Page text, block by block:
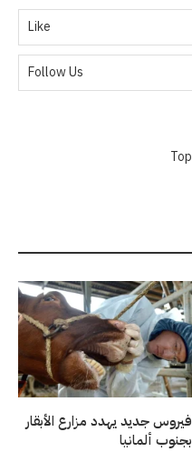
Like
Follow Us
فيروس جديد يهدد مزارع الأبقار
بجنوب ألمانيا